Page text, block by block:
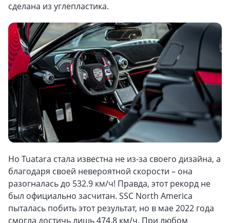
сделана из углепластика.
Но Tuatara стала известна не из-за своего дизайна, а
благодаря своей невероятной скорости – она
разогналась до 532.9 км/ч! Правда, этот рекорд не
был официально засчитан. SSC North America
пыталась побить этот результат, но в мае 2022 года
смогла достичь лишь 474.8 км/ч. При любом